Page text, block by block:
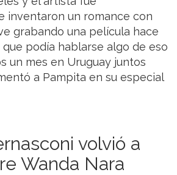
inventaron un romance con
grabando una película hace
que podía hablarse algo de eso
un mes en Uruguay juntos
a Pampita en su especial
volvió a
Wanda Nara